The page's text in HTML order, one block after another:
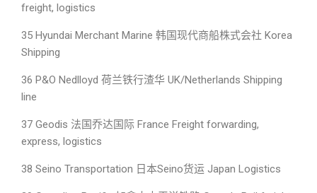
freight, logistics
35 Hyundai Merchant Marine 韩国现代商船株式会社 Korea
Shipping
36 P&O Nedlloyd 荷兰铁行渣华 UK/Netherlands Shipping
line
37 Geodis 法国乔达国际 France Freight forwarding,
express, logistics
38 Seino Transportation 日本Seino货运 Japan Logistics